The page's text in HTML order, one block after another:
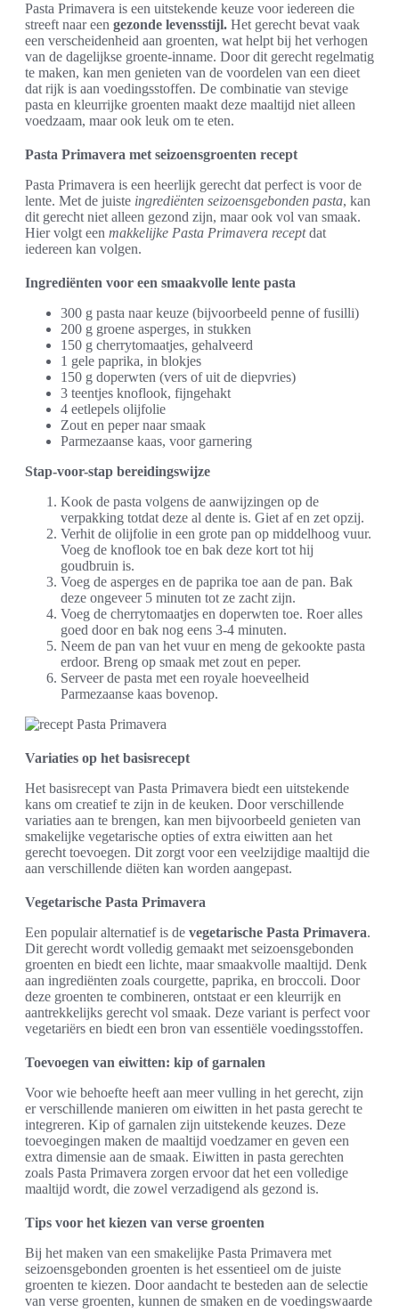
Pasta Primavera is een uitstekende keuze voor iedereen die
streeft naar een gezonde levensstijl. Het gerecht bevat vaak
een verscheidenheid aan groenten, wat helpt bij het verhogen
van de dagelijkse groente-inname. Door dit gerecht regelmatig
te maken, kan men genieten van de voordelen van een dieet
dat rijk is aan voedingsstoffen. De combinatie van stevige
pasta en kleurrijke groenten maakt deze maaltijd niet alleen
voedzaam, maar ook leuk om te eten.
Pasta Primavera met seizoensgroenten recept
Pasta Primavera is een heerlijk gerecht dat perfect is voor de
lente. Met de juiste ingrediënten seizoensgebonden pasta, kan
dit gerecht niet alleen gezond zijn, maar ook vol van smaak.
Hier volgt een makkelijke Pasta Primavera receptdat
iedereen kan volgen.
Ingrediënten voor een smaakvolle lente pasta
300 g pasta naar keuze (bijvoorbeeld penne of fusilli)
200 g groene asperges, in stukken
150 g cherrytomaatjes, gehalveerd
1 gele paprika, in blokjes
150 g doperwten (vers of uit de diepvries)
3 teentjes knoflook, fijngehakt
4 eetlepels olijfolie
Zout en peper naar smaak
Parmezaanse kaas, voor garnering
Stap-voor-stap bereidingswijze
Kook de pasta volgens de aanwijzingen op de
verpakking totdat deze al dente is. Giet af en zet opzij.
Verhit de olijfolie in een grote pan op middelhoog vuur.
Voeg de knoflook toe en bak deze kort tot hij
goudbruin is.
Voeg de asperges en de paprika toe aan de pan. Bak
deze ongeveer 5 minuten tot ze zacht zijn.
Voeg de cherrytomaatjes en doperwten toe. Roer alles
goed door en bak nog eens 3-4 minuten.
Neem de pan van het vuur en meng de gekookte pasta
erdoor. Breng op smaak met zout en peper.
Serveer de pasta met een royale hoeveelheid
Parmezaanse kaas bovenop.
Variaties op het basisrecept
Het basisrecept van Pasta Primavera biedt een uitstekende
kans om creatief te zijn in de keuken. Door verschillende
variaties aan te brengen, kan men bijvoorbeeld genieten van
smakelijke vegetarische opties of extra eiwitten aan het
gerecht toevoegen. Dit zorgt voor een veelzijdige maaltijd die
aan verschillende diëten kan worden aangepast.
Vegetarische Pasta Primavera
Een populair alternatief is de vegetarische Pasta Primavera.
Dit gerecht wordt volledig gemaakt met seizoensgebonden
groenten en biedt een lichte, maar smaakvolle maaltijd. Denk
aan ingrediënten zoals courgette, paprika, en broccoli. Door
deze groenten te combineren, ontstaat er een kleurrijk en
aantrekkelijks gerecht vol smaak. Deze variant is perfect voor
vegetariërs en biedt een bron van essentiële voedingsstoffen.
Toevoegen van eiwitten: kip of garnalen
Voor wie behoefte heeft aan meer vulling in het gerecht, zijn
er verschillende manieren om eiwitten in het pasta gerecht te
integreren. Kip of garnalen zijn uitstekende keuzes. Deze
toevoegingen maken de maaltijd voedzamer en geven een
extra dimensie aan de smaak. Eiwitten in pasta gerechten
zoals Pasta Primavera zorgen ervoor dat het een volledige
maaltijd wordt, die zowel verzadigend als gezond is.
Tips voor het kiezen van verse groenten
Bij het maken van een smakelijke Pasta Primavera met
seizoensgebonden groenten is het essentieel om de juiste
groenten te kiezen. Door aandacht te besteden aan de selectie
van verse groenten, kunnen de smaken en de voedingswaarde